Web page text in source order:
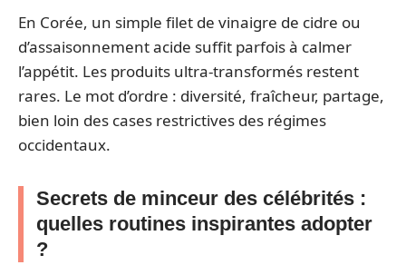
En Corée, un simple filet de vinaigre de cidre ou
d’assaisonnement acide suffit parfois à calmer
l’appétit. Les produits ultra-transformés restent
rares. Le mot d’ordre : diversité, fraîcheur, partage,
bien loin des cases restrictives des régimes
occidentaux.
Secrets de minceur des célébrités :
quelles routines inspirantes adopter
?